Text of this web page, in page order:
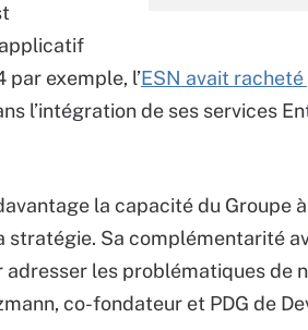
par exemple, l’ESN avait
l’intégration de ses services
la capacité du Groupe
Sa complémentarité
les problématiques de
co-fondateur et PDG de